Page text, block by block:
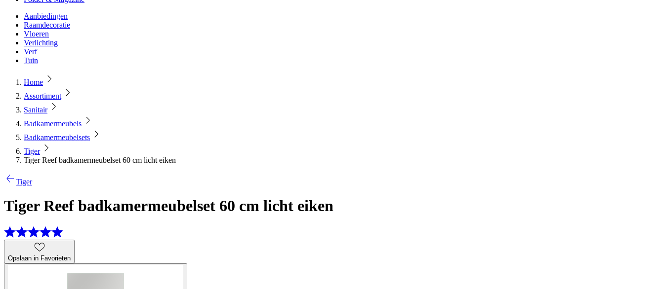
Aanbiedingen
Raamdecoratie
Vloeren
Verlichting
Verf
Tuin
Home
Assortiment
Sanitair
Badkamermeubels
Badkamermeubelsets
Tiger
Tiger Reef badkamermeubelset 60 cm licht eiken
Tiger
Tiger Reef badkamermeubelset 60 cm licht eiken
Opslaan in Favorieten